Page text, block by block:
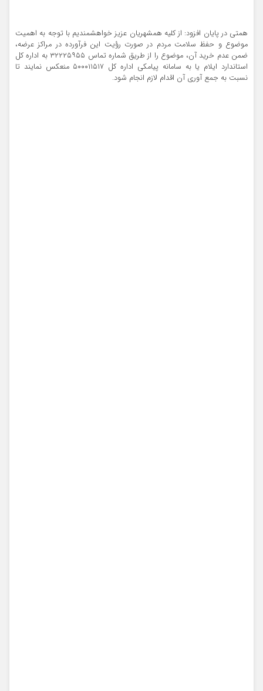
همتی در پایان افزود: از کلیه همشهریان عزیز خواهشمندیم با توجه به اهمیت
موضوع و حفظ سلامت مردم در صورت رؤیت این فرآورده در مراکز عرضه،
ضمن عدم خرید آن، موضوع را از طریق شماره تماس ۳۲۲۲۵۹۵۵ به اداره کل
استاندارد ایلام یا به سامانه پیامکی اداره کل ۵۰۰۰۱۱۵۱۷ منعکس نمایند تا
نسبت به جمع آوری آن اقدام لازم انجام شود.